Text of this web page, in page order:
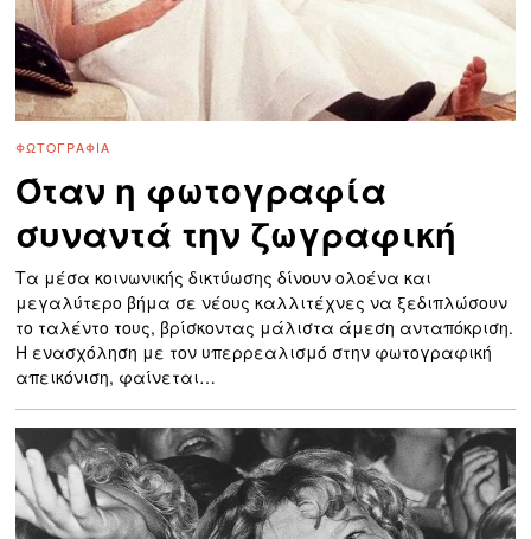
ΦΩΤΟΓΡΑΦΊΑ
Όταν η φωτογραφία
συναντά την ζωγραφική
Τα μέσα κοινωνικής δικτύωσης δίνουν ολοένα και
μεγαλύτερο βήμα σε νέους καλλιτέχνες να ξεδιπλώσουν
το ταλέντο τους, βρίσκοντας μάλιστα άμεση ανταπόκριση.
Η ενασχόληση με τον υπερρεαλισμό στην φωτογραφική
απεικόνιση, φαίνεται…